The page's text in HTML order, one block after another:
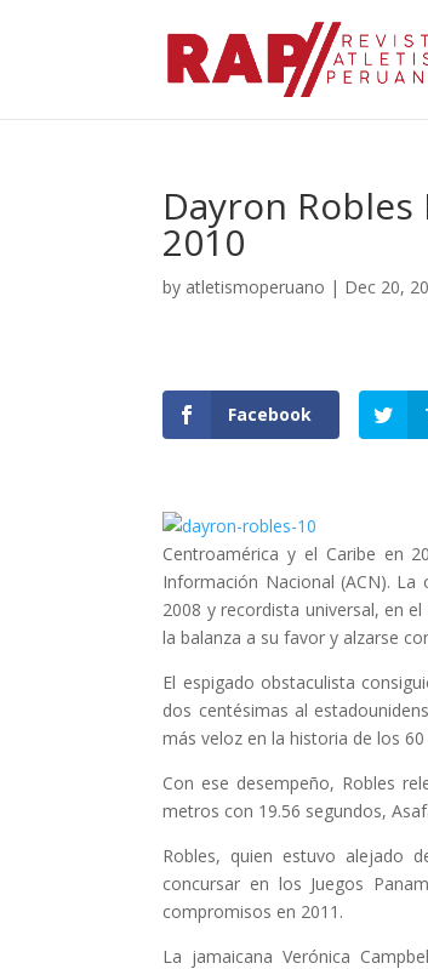
Dayron
2010
by atletismoperuano | Dec 20,
Facebook
Centroamérica y el Caribe en
Información Nacional (ACN).
2008 y recordista universal, en
la balanza a su favor y alzarse
El espigado obstaculista
dos centésimas al
más veloz en la historia de los
Con ese desempeño, Robles
metros con 19.56 segundos,
Robles, quien estuvo alejado
concursar en los Juegos
compromisos en 2011.
La jamaicana Verónica